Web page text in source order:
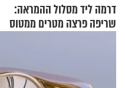
דרמה ליד מסלול ההמראה:
שריפה פרצה מטרים ממטוס